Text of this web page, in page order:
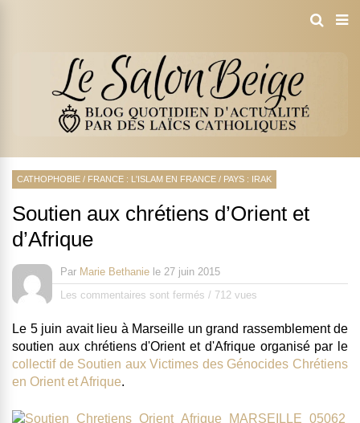
CATHOPHOBIE / FRANCE : L'ISLAM EN FRANCE / PAYS : IRAK
Soutien aux chrétiens d’Orient et
d’Afrique
Par Marie Bethanie le 27 juin 2015
Les commentaires sont fermés / 712 vues
Le 5 juin avait lieu à Marseille un grand rassemblement de
soutien aux chrétiens d'Orient et d'Afrique organisé par le
collectif de Soutien aux Victimes des Génocides Chrétiens
en Orient et Afrique.